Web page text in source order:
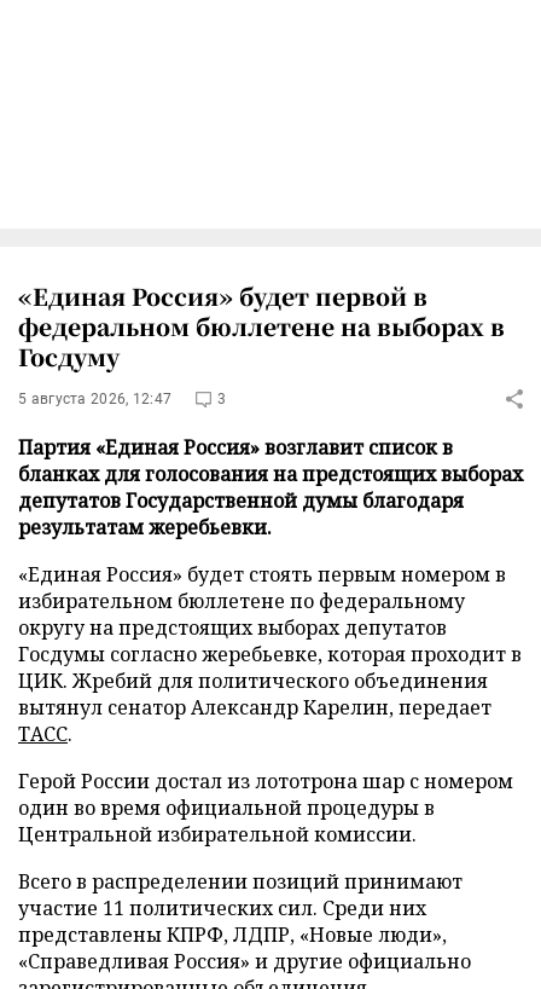
«Единая Россия» будет первой в
федеральном бюллетене на выборах в
Госдуму
5 августа 2026, 12:47 3
Партия «Единая Россия» возглавит список в
бланках для голосования на предстоящих выборах
депутатов Государственной думы благодаря
результатам жеребьевки.
«Единая Россия» будет стоять первым номером в
избирательном бюллетене по федеральному
округу на предстоящих выборах депутатов
Госдумы согласно жеребьевке, которая проходит в
ЦИК. Жребий для политического объединения
вытянул сенатор Александр Карелин, передает
ТАСС.
Герой России достал из лототрона шар с номером
один во время официальной процедуры в
Центральной избирательной комиссии.
Всего в распределении позиций принимают
участие 11 политических сил. Среди них
представлены КПРФ, ЛДПР, «Новые люди»,
«Справедливая Россия» и другие официально